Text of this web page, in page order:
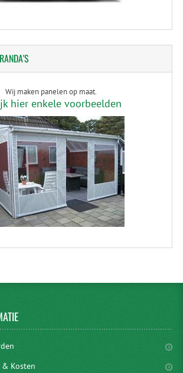
Wij maken panelen op maat.
hier enkele voorbeelden
Kosten